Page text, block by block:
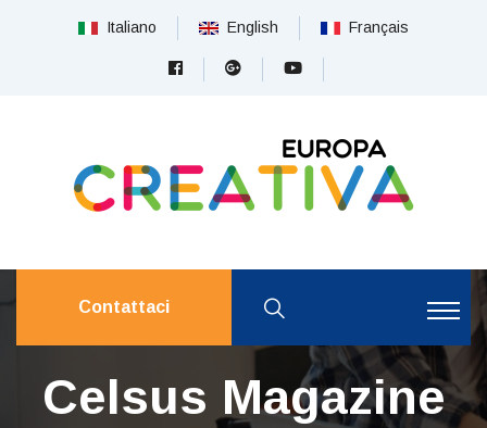
Italiano English Français
Contattaci
Celsus Magazine